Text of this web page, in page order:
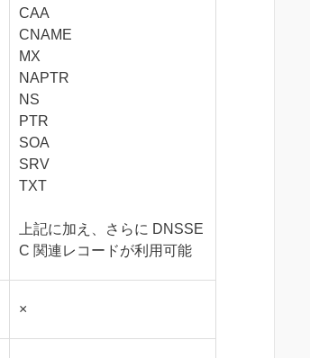
CAA
CNAME
MX
NAPTR
NS
PTR
SOA
SRV
TXT
上記に加え、さらに DNSSE
C 関連レコードが利用可能
×